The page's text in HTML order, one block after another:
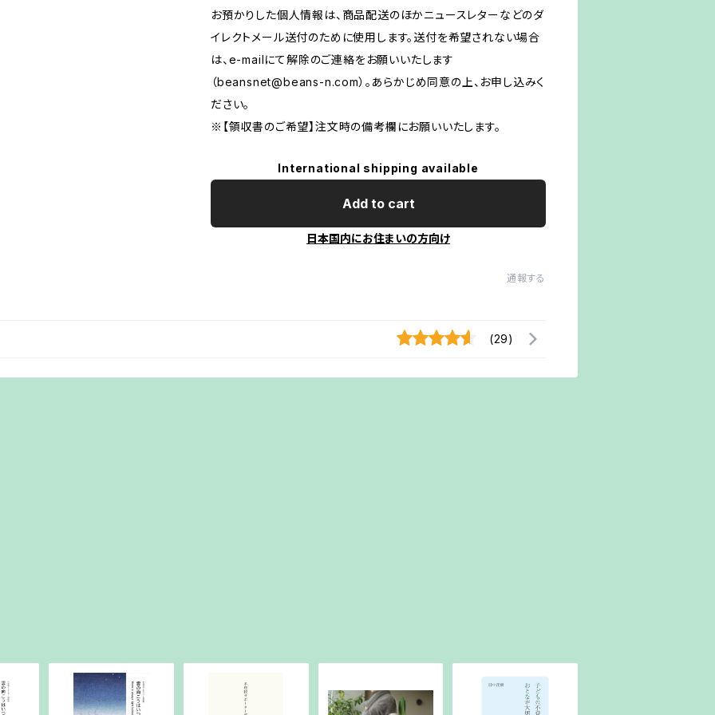
お預かりした個人情報は、商品配送のほかニュースレターなどのダ
イレクトメール送付のために使用します。送付を希望されない場合
は、e-mailにて解除のご連絡をお願いいたします
（beansnet@beans-n.com）。あらかじめ同意の上、お申し込みく
ださい。
※【領収書のご希望】注文時の備考欄にお願いいたします。
International shipping available
Add to cart
日本国内にお住まいの方向け
通報する
(29)